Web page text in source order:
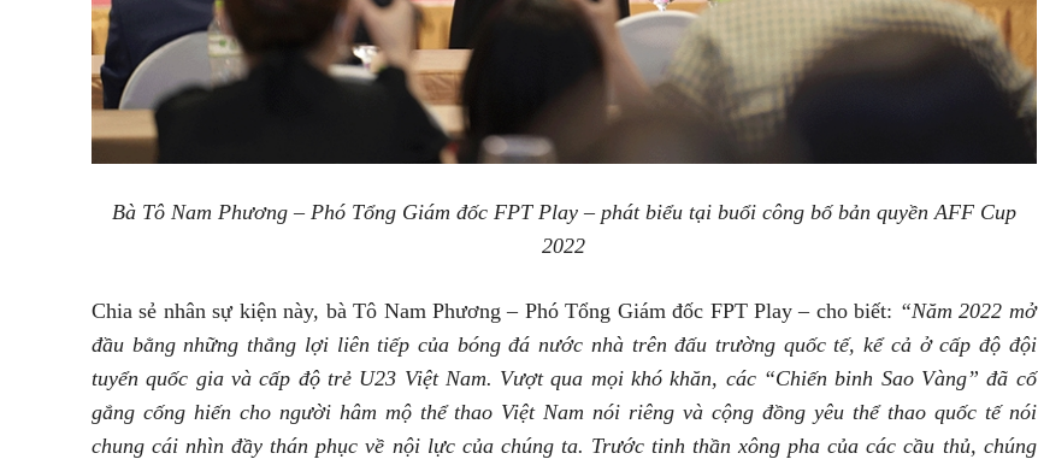
Bà Tô Nam Phương – Phó Tổng Giám đốc FPT Play – phát biểu tại buổi công bố bản quyền AFF Cup
2022
Chia sẻ nhân sự kiện này, bà Tô Nam Phương – Phó Tổng Giám đốc FPT Play – cho biết: “Năm 2022 mở
đầu bằng những thắng lợi liên tiếp của bóng đá nước nhà trên đấu trường quốc tế, kể cả ở cấp độ đội
tuyển quốc gia và cấp độ trẻ U23 Việt Nam. Vượt qua mọi khó khăn, các “Chiến binh Sao Vàng” đã cố
gắng cống hiến cho người hâm mộ thể thao Việt Nam nói riêng và cộng đồng yêu thể thao quốc tế nói
chung cái nhìn đầy thán phục về nội lực của chúng ta. Trước tinh thần xông pha của các cầu thủ, chúng